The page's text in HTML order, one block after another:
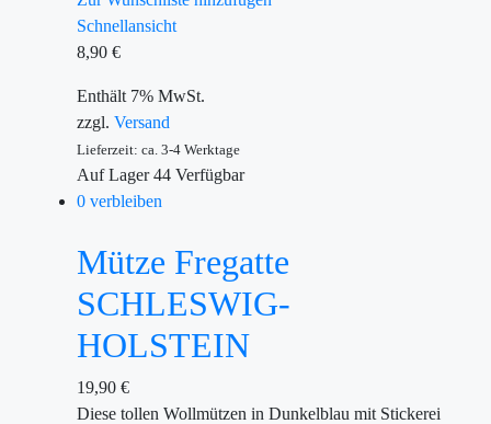
Schnellansicht
8,90 €
Enthält 7% MwSt.
zzgl. Versand
Lieferzeit: ca. 3-4 Werktage
Auf Lager44 Verfügbar
0 verbleiben
Mütze Fregatte
SCHLESWIG-
HOLSTEIN
19,90 €
Diese tollen Wollmützen in Dunkelblau mit Stickerei